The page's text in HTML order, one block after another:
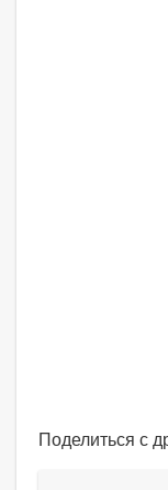
Поделиться с